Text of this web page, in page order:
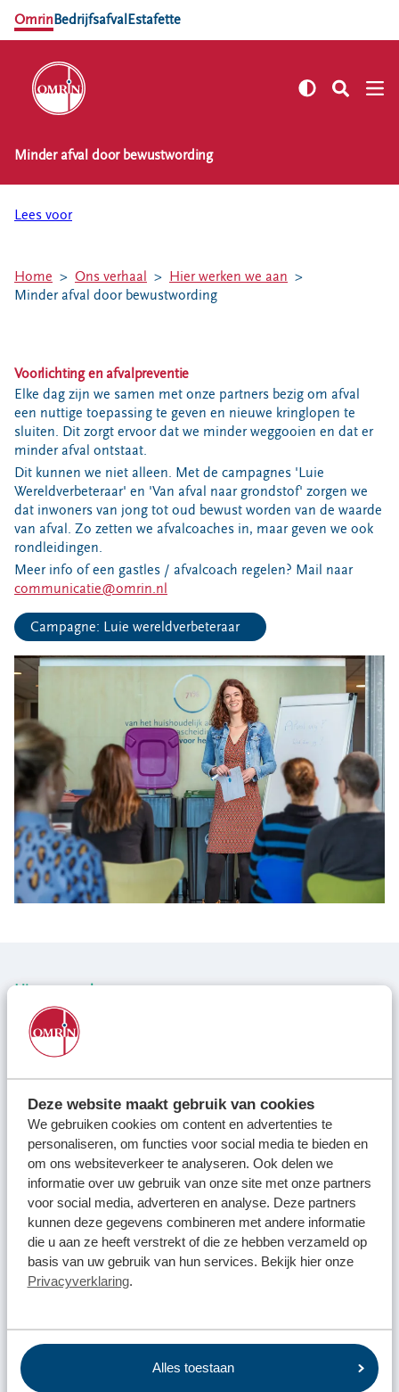
Deze website maakt gebruik van cookies
We gebruiken cookies om content en advertenties te
personaliseren, om functies voor social media te bieden en
om ons websiteverkeer te analyseren. Ook delen we
informatie over uw gebruik van onze site met onze partners
voor social media, adverteren en analyse. Deze partners
kunnen deze gegevens combineren met andere informatie
die u aan ze heeft verstrekt of die ze hebben verzameld op
basis van uw gebruik van hun services. Bekijk hier onze
Privacyverklaring.
Alles toestaan
OmrinBedrijfsafval Estafette
NL EN
Afval scheiden
Afval aanmelden
Bouwcontainer huren
Ons verhaal
Nieuws
Ontdek Omrin
Over Omrin
Hier werken we aan
Ecopark De Wierde
Projecten
Contact
Storing, klacht of vraag
Klantenservice SYP
VeeIgestelde vragen
Pers
Locaties
Werken bij
Voor gemeenten
Minder afval door bewustwording
Lees voor
Home Ons verhaal
Hier werken we aan
Minder afval door bewustwording
Voorlichting en afvalpreventie
Elke dag zijn we samen met onze partners bezig om afval
een nuttige toepassing te geven en nieuwe kringlopen te
sluiten. Dit zorgt ervoor dat we minder weggooien en dat er
minder afval ontstaat.
Dit kunnen we niet alleen. Met de campagnes 'Luie
Wereldverbeteraar' en 'Van afval naar grondstof' zorgen we
dat inwoners van jong tot oud bewust worden van de waarde
van afval. Zo zetten we afvalcoaches in, maar geven we ook
rondleidingen.
Meer info of een gastles / afvalcoach regelen? Mail naar
communicatie@omrin.nl
Campagne: Luie wereldverbeteraar
Hiermee werken we aan